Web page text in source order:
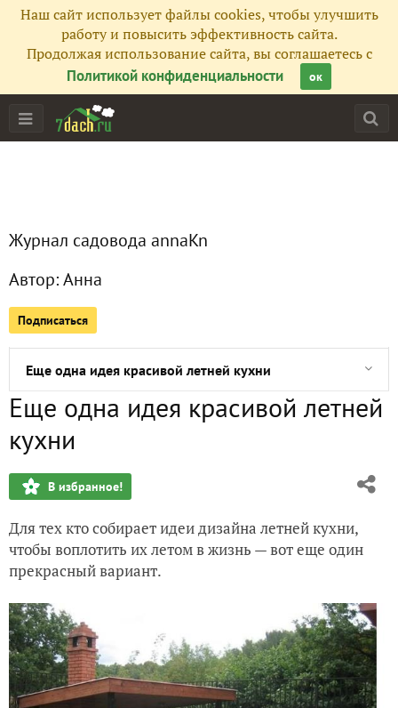
Наш сайт использует файлы cookies, чтобы улучшить
работу и повысить эффективность сайта.
Продолжая использование сайта, вы соглашаетесь с
Политикой конфиденциальности
ок
Журнал садовода annaKn
Автор:Анна
Подписаться
Все публикации 90
Сейчас обсуждают
Красивая литая беседка
Красивый мангал
Идея красивого оформления дорожек
Еще одна идея красивой летней кухни
Еще одна красивая беседка
Небольшая грядка - спираль
Рисуем на заборе
Симпатичный курятник
Еще одна идея красивой летней
кухни
В избранное!
Для тех кто собирает идеи дизайна летней кухни,
чтобы воплотить их летом в жизнь — вот еще один
прекрасный вариант.